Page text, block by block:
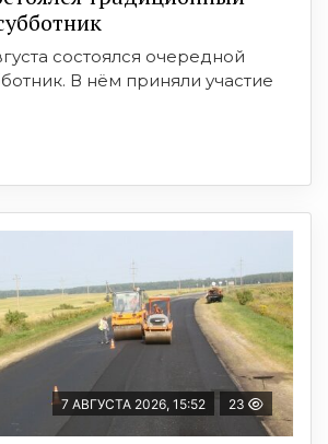
состоялся очередной
В нём приняли участие
7 АВГУСТА 2026, 15:52 23